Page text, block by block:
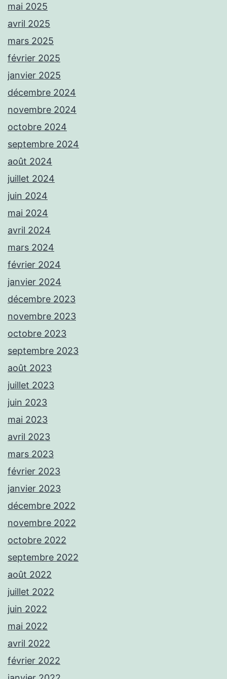
mai 2025
avril 2025
mars 2025
février 2025
janvier 2025
décembre 2024
novembre 2024
octobre 2024
septembre 2024
août 2024
juillet 2024
juin 2024
mai 2024
avril 2024
mars 2024
février 2024
janvier 2024
décembre 2023
novembre 2023
octobre 2023
septembre 2023
août 2023
juillet 2023
juin 2023
mai 2023
avril 2023
mars 2023
février 2023
janvier 2023
décembre 2022
novembre 2022
octobre 2022
septembre 2022
août 2022
juillet 2022
juin 2022
mai 2022
avril 2022
février 2022